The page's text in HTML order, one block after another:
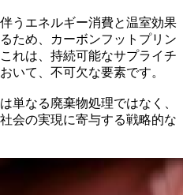
うエネルギー消費と温室効果
ため、カーボンフットプリン
れは、持続可能なサプライチ
いて、不可欠な要素です。
単なる廃棄物処理ではなく、
会の実現に寄与する戦略的な